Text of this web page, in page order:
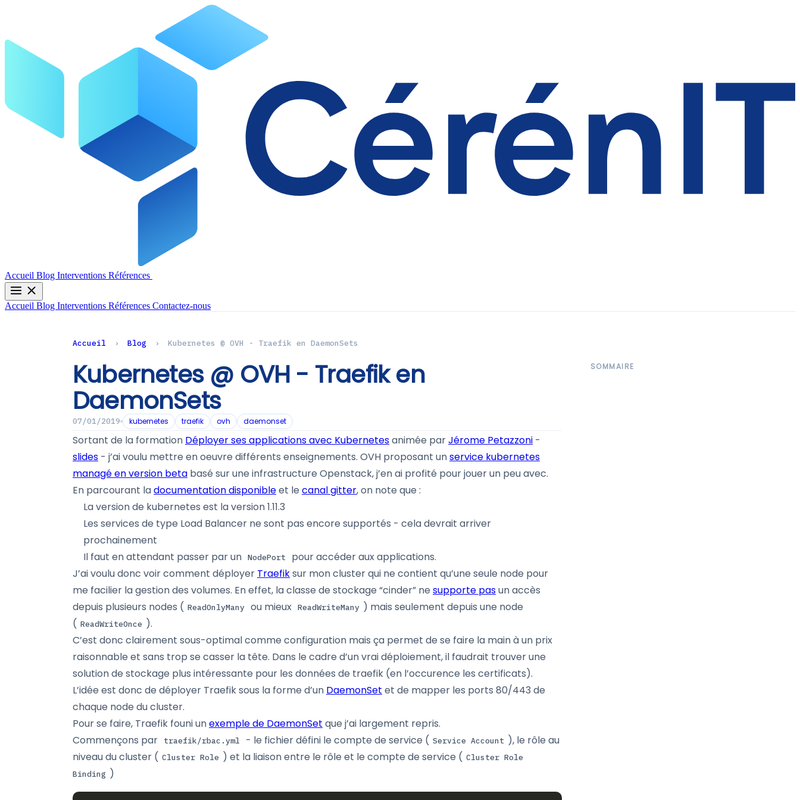
Accueil Blog Interventions Références
Accueil Blog Interventions Références Contactez-nous
Accueil › Blog › Kubernetes @ OVH - Traefik en DaemonSets
SOMMAIRE
Kubernetes @ OVH - Traefik en
DaemonSets
07/01/2019 kubernetes traefik ovh daemonset
Sortant de la formation Déployer ses applications avec Kubernetesanimée parJérome Petazzoni -
slides - j’ai voulu mettre en oeuvre différents enseignements. OVH proposant unservice kubernetes
managé en version beta basé sur une infrastructure Openstack, j’en ai profité pour jouer un peu avec.
En parcourant ladocumentation disponibleet le canal gitter, on note que :
La version de kubernetes est la version 1.11.3
Les services de type Load Balancer ne sont pas encore supportés - cela devrait arriver
prochainement
Il faut en attendant passer par un NodePort
pour accéder aux applications.
J’ai voulu donc voir comment déployer Traefiksur mon cluster qui ne contient qu’une seule node pour
me facilier la gestion des volumes. En effet, la classe de stockage “cinder” ne supporte pasun accès
depuis plusieurs nodes ( ReadOnlyMany ou mieux ReadWriteMany ) mais seulement depuis une node
( ReadWriteOnce ).
C’est donc clairement sous-optimal comme configuration mais ça permet de se faire la main à un prix
raisonnable et sans trop se casser la tête. Dans le cadre d’un vrai déploiement, il faudrait trouver une
solution de stockage plus intéressante pour les données de traefik (en l’occurence les certificats).
L’idée est donc de déployer Traefik sous la forme d’un DaemonSet et de mapper les ports 80/443 de
chaque node du cluster.
Pour se faire, Traefik founi unexemple de DaemonSet que j’ai largement repris.
Commençons par
traefik/rbac.yml - le fichier défini le compte de service ( Service Account ), le rôle au
niveau du cluster ( Cluster Role ) et la liaison entre le rôle et le compte de service ( Cluster Role
Binding )